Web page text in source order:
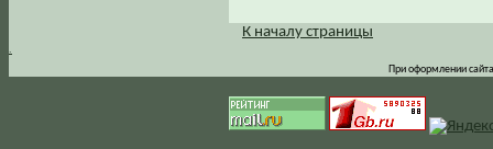
.
К началу страницы
При оформлении